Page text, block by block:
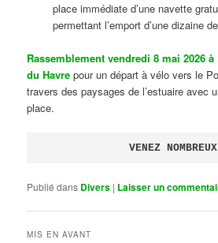
place immédiate d’une navette
permettant l’emport d’une dizaine
Rassemblement vendredi 8 mai 2026 à
du Havre pour un départ à vélo vers le
travers des paysages de l’estuaire avec
place.
VENEZ
Publié dans Divers | Laisser un
MIS EN AVANT